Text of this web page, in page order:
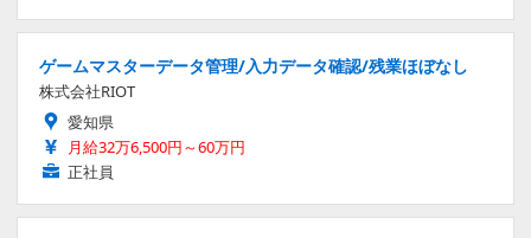
ゲームマスターデータ管理/入力データ確認/残業ほぼなし
株式会社RIOT
愛知県
月給32万6,500円～60万円
正社員